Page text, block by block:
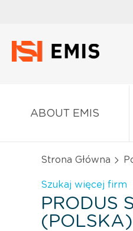
ABOUT EMIS
Strona Główna
Szukaj więcej firm
PRODUS
(POLSKA)